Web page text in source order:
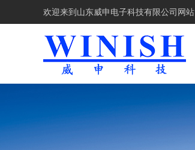
欢迎来到 山东威申电子科技有限公司网站